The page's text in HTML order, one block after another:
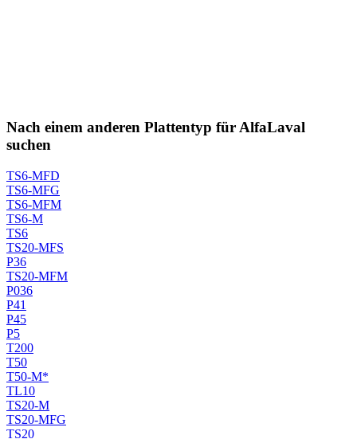
Nach einem anderen Plattentyp für AlfaLaval
suchen
TS6-MFD
TS6-MFG
TS6-MFM
TS6-M
TS6
TS20-MFS
P36
TS20-MFM
P036
P41
P45
P5
T200
T50
T50-M*
TL10
TS20-M
TS20-MFG
TS20